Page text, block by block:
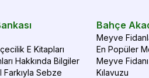
E Kitapları
Hakkında Bilgiler
Farkıyla Sebze
Bahçe
Meyve
En Popüler
Meyve
Kılavuzu